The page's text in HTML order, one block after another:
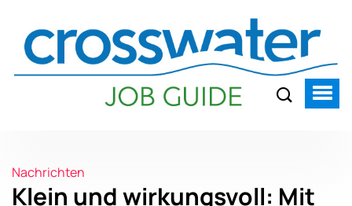
Nachrichten
Klein und wirkungsvoll: Mit